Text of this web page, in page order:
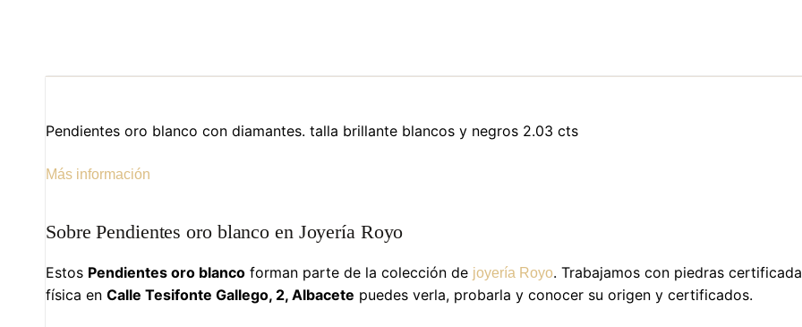
Pendientes oro blanco con diamantes. talla brillante blancos y negros 2.03 cts
Más información
Sobre Pendientes oro blanco en Joyería Royo
Estos Pendientes oro blanco forman parte de la colección de joyería Royo. Trabajamos con piedras
física en Calle Tesifonte Gallego, 2, Albacete puedes verla, probarla y conocer su origen y certificados.